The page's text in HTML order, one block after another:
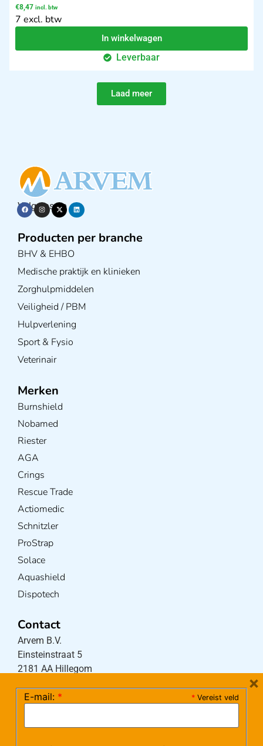
€8,47 incl. btw
7 excl. btw
In winkelwagen
Leverbaar
Laad meer
Volg ons op
Producten per branche
BHV & EHBO
Medische praktijk en klinieken
Zorghulpmiddelen
Veiligheid / PBM
Hulpverlening
Sport & Fysio
Veterinair
Merken
Burnshield
Nobamed
Riester
AGA
Crings
Rescue Trade
Actiomedic
Schnitzler
ProStrap
Solace
Aquashield
Dispotech
Contact
Arvem B.V.
Einsteinstraat 5
2181 AA Hillegom
(maandag – donderdag 08:30-17:15 uur / vrijdag
* Vereist veld
E-mail: *
×